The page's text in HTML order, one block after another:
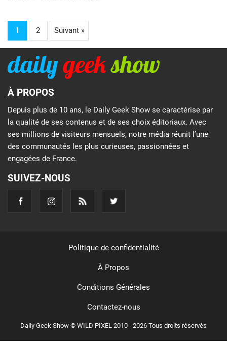
1 2 Suivant »
À PROPOS
Depuis plus de 10 ans, le Daily Geek Show se caractérise par
la qualité de ses contenus et de ses choix éditoriaux. Avec
ses millions de visiteurs mensuels, notre média réunit l’une
des communautés les plus curieuses, passionnées et
engagées de France.
SUIVEZ-NOUS
Daily Geek Show © WILD PIXEL 2010 - 2026 Tous droits réservés
Politique de confidentialité
À Propos
Conditions Générales
Contactez-nous